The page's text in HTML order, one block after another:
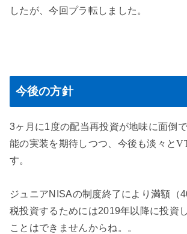
したが、今回プラ転しました。
今後の方針
3ヶ月に1度の配当再投資が地味に面倒
能の実装を期待しつつ、 今後も淡々と
す。
ジュニアNISAの制度終了により満額（
税投資するためには2019年以降に投資
ことはできませんからね。。